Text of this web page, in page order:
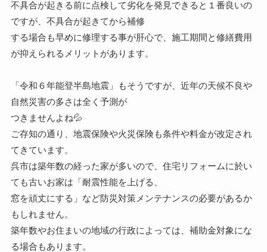
不具合が起きる前に点検して劣化を発見できると１番良いの
ですが、不具合が起きてから補修
する場合も早めに修理する事が肝心で、施工期間と修繕費用
が抑えられるメリットがあります。
「令和６年能登半島地震」もそうですが、近年の天候不良や
自然災害の多さは全く予測が
つきませんよね💦
ご存知の通り、地震保険や火災保険も条件や料金が改定され
てきています。
呉市は築年数の経った家が多いので、住宅リフォームに於い
ても古いお家は「耐震性能を上げる、
窓を頑丈にする」など防災対策メンテナンスの必要があるか
もしれません。
築年数やお住まいの地域の行政によっては、補助金対象にな
る場合もあります。